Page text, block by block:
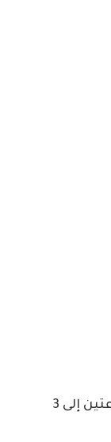
ونوهت إلى أن العملية تستغرق من ساعتين إلى 3